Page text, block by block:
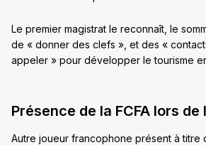
Le premier magistrat le reconnaît, le
de « donner des clefs », et des «
appeler » pour développer le tourisme
Présence de la FCFA lors de
Autre joueur francophone présent à titre